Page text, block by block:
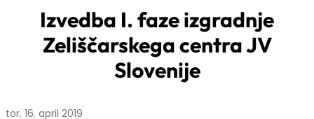
Izvedba I. faze izgradnje
Zeliščarskega centra JV
Slovenije
tor. 16. april 2019